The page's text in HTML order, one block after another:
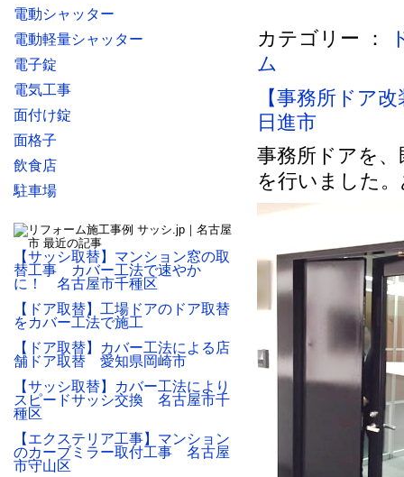
カテゴリー ：
ム
【事務所ド
日進市
事務所ドアを
を行いました
電動シャッター
電動軽量シャッター
電子錠
電気工事
面付け錠
面格子
飲食店
駐車場
【サッシ取替】マンション窓の取
替工事 カバー工法で速やか
に！ 名古屋市千種区
【ドア取替】工場ドアのドア取替
をカバー工法で施工
【ドア取替】カバー工法による店
舗ドア取替 愛知県岡崎市
【サッシ取替】カバー工法により
スピードサッシ交換 名古屋市千
種区
【エクステリア工事】マンション
のカーブミラー取付工事 名古屋
市守山区